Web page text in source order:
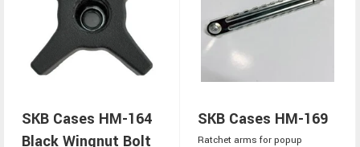
SKB Cases HM-164
Black Wingnut Bolt
SKB Cases HM-169
Ratchet arms for popup